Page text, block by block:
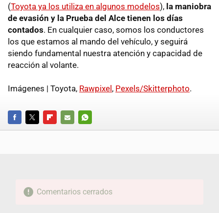
(Toyota ya los utiliza en algunos modelos), la maniobra
de evasión y la Prueba del Alce tienen los días
contados. En cualquier caso, somos los conductores
los que estamos al mando del vehículo, y seguirá
siendo fundamental nuestra atención y capacidad de
reacción al volante.
Imágenes | Toyota, Rawpixel, Pexels/Skitterphoto.
FACEBOOKTWITTERFLIPBOARD
E-
WHATSAPP
Comentarios cerrados